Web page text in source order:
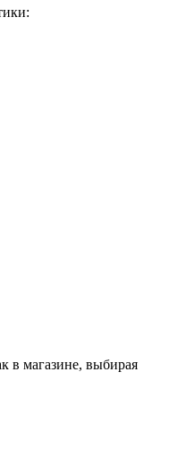
в магазине, выбирая